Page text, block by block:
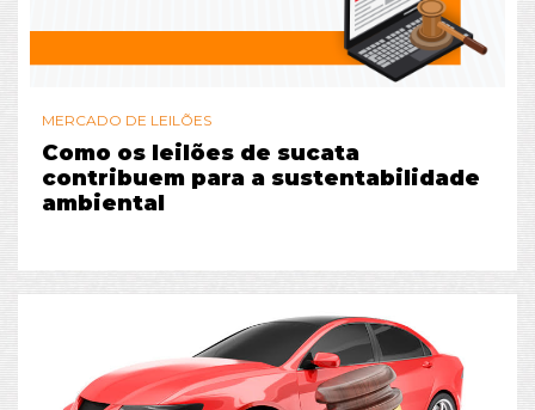
MERCADO DE LEILÕES
Como os leilões de sucata
contribuem para a sustentabilidade
ambiental